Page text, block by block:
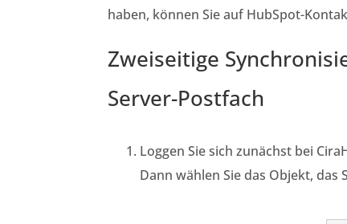
haben, können Sie auf HubSpot-
Zweiseitige
Server-Postfach
Loggen Sie sich zunächst bei
Dann wählen Sie das Objekt,